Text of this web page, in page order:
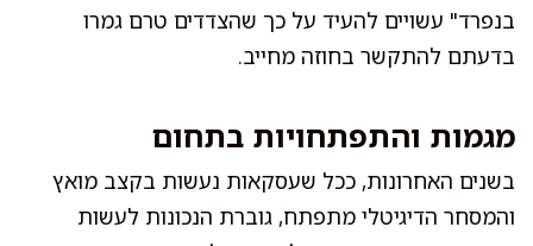
בנפרד" עשויים להעיד על כך שהצדדים טרם גמרו
בדעתם להתקשר בחוזה מחייב.
מגמות והתפתחויות בתחום
בשנים האחרונות, ככל שעסקאות נעשות בקצב מואץ
והמסחר הדיגיטלי מתפתח, גוברת הנכונות לעשות